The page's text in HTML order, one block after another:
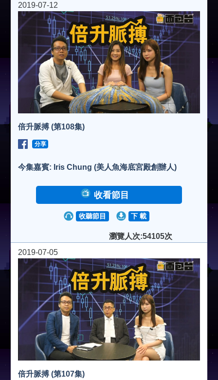
2019-07-12
倍升脈搏 (第108集)
分享
今集嘉賓: Iris Chung (美人魚海底宮殿創辦人)
收看節目
收聽節目 下 載
瀏覽人次:54105次
2019-07-05
倍升脈搏 (第107集)